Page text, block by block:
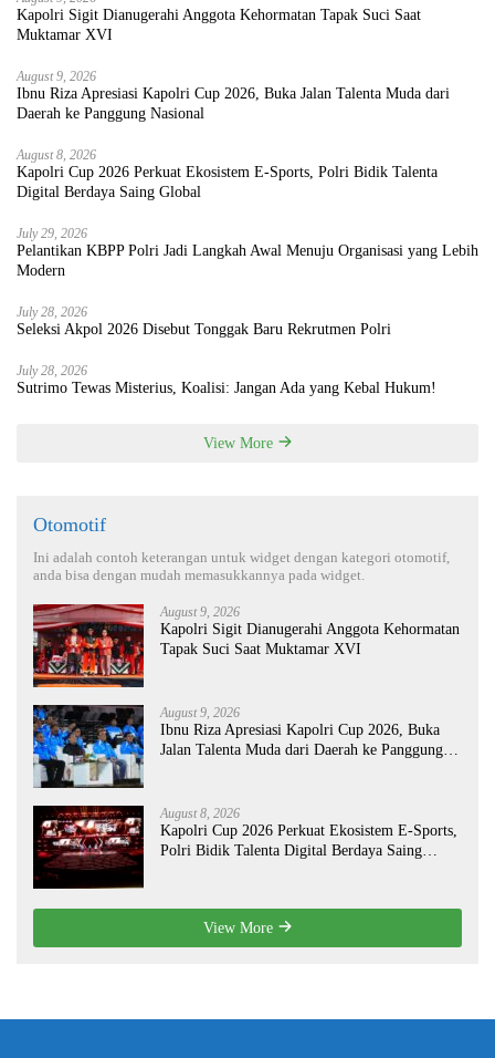
Kapolri Sigit Dianugerahi Anggota Kehormatan Tapak Suci Saat
Muktamar XVI
August 9, 2026
Ibnu Riza Apresiasi Kapolri Cup 2026, Buka Jalan Talenta Muda dari
Daerah ke Panggung Nasional
August 8, 2026
Kapolri Cup 2026 Perkuat Ekosistem E-Sports, Polri Bidik Talenta
Digital Berdaya Saing Global
July 29, 2026
Pelantikan KBPP Polri Jadi Langkah Awal Menuju Organisasi yang Lebih
Modern
July 28, 2026
Seleksi Akpol 2026 Disebut Tonggak Baru Rekrutmen Polri
July 28, 2026
Sutrimo Tewas Misterius, Koalisi: Jangan Ada yang Kebal Hukum!
View More
Otomotif
Ini adalah contoh keterangan untuk widget dengan kategori otomotif,
anda bisa dengan mudah memasukkannya pada widget.
August 9, 2026
Kapolri Sigit Dianugerahi Anggota Kehormatan
Tapak Suci Saat Muktamar XVI
August 9, 2026
Ibnu Riza Apresiasi Kapolri Cup 2026, Buka
Jalan Talenta Muda dari Daerah ke Panggung
August 8, 2026
Kapolri Cup 2026 Perkuat Ekosistem E-Sports,
Polri Bidik Talenta Digital Berdaya Saing
View More